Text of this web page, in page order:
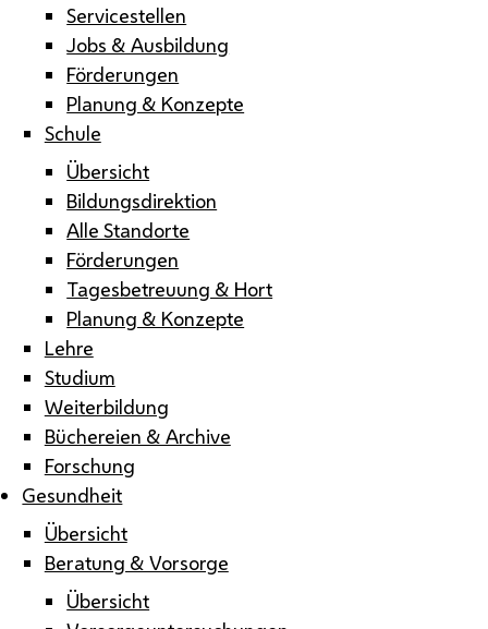
Servicestellen
Jobs & Ausbildung
Förderungen
Planung & Konzepte
Schule
Übersicht
Bildungsdirektion
Alle Standorte
Förderungen
Tagesbetreuung & Hort
Planung & Konzepte
Lehre
Studium
Weiterbildung
Büchereien & Archive
Forschung
Gesundheit
Übersicht
Beratung & Vorsorge
Übersicht